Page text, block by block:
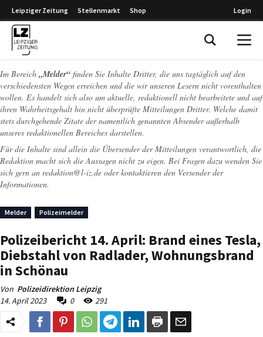
Leipziger Zeitung Stellenmarkt Shop Login
Im Bereich „Melder“ finden Sie Inhalte Dritter, die uns tagtäglich auf den
verschiedensten Wegen erreichen und die wir unseren Lesern nicht vorenthalten
wollen. Es handelt sich also um aktuelle, redaktionell nicht bearbeitete und auf
ihren Wahrheitsgehalt hin nicht überprüfte Mitteilungen Dritter. Welche damit
stets durchgehende Zitate der namentlich genannten Absender außerhalb
unseres redaktionellen Bereiches darstellen.
Für die Inhalte sind allein die Übersender der Mitteilungen verantwortlich, die
Redaktion macht sich die Aussagen nicht zu eigen. Bei Fragen dazu wenden Sie
sich gern an redaktion@l-iz.de oder kontaktieren den Versender der
Informationen.
Melder Polizeimelder
Polizeibericht 14. April: Brand eines Tesla,
Diebstahl von Radlader, Wohnungsbrand
in Schönau
Von Polizeidirektion Leipzig
14. April 2023
0 291